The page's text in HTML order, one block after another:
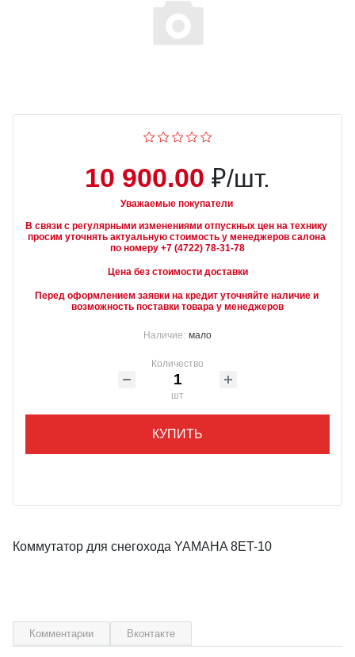
10 900.00 ₽/шт.
Уважаемые покупатели
В связи с регулярными изменениями отпускных цен на технику
просим уточнять актуальную стоимость у менеджеров салона
Цена без стоимости доставки
Перед оформлением заявки на кредит уточняйте наличие и
возможность поставки товара у менеджеров
Наличие: мало
Количество
шт
КУПИТЬ
Коммутатор для снегохода YAMAHA 8ET-10
Комментарии Вконтакте